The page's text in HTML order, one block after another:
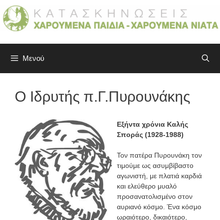
Μετάβαση
σε
περιεχόμενο
Μενού
Ο Ιδρυτής π.Γ.Πυρουνάκης
Εξήντα χρόνια Καλής
Σποράς (1928-1988)
Τον πατέρα Πυρουνάκη τον
τιμούμε ως ασυμβίβαστο
αγωνιστή, με πλατιά καρδιά
και ελεύθερο μυαλό
προσανατολισμένο στον
αυριανό κόσμο. Ένα κόσμο
ωραιότερο, δικαιότερο,